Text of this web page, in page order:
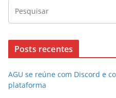
Posts recentes
AGU se reúne com Discord e
plataforma